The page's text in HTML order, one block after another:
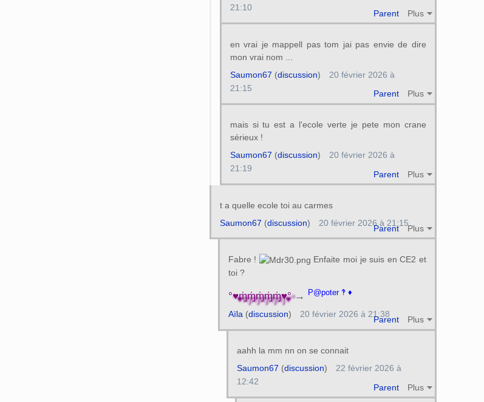
Parent Plus
21:10
en vrai je mappell pas tom jai pas envie de dire
mon vrai nom ...
Parent Plus
Saumon67 (discussion)
20 février 2026 à
21:15
mais si tu est a l'ecole verte je pete mon crane
sérieux !
Parent Plus
Saumon67 (discussion)
20 février 2026 à
21:19
t a quelle ecole toi au carmes
Parent Plus
Saumon67 (discussion) 20 février 2026 à 21:15
Fabre !
Enfaite moi je suis en CE2 et
toi ?
°♥ɱ̍ɱ̍ɱ̍ɱ̍ɱ̍♥°→ P@poter ‽ ♦
Parent Plus
Aïla (discussion) 20 février 2026 à 21:38
aahh la mm nn on se connait
Parent Plus
Saumon67 (discussion)
22 février 2026 à
12:42